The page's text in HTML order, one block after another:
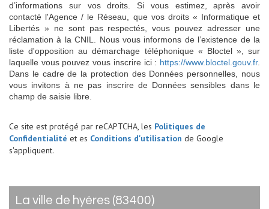
d’informations sur vos droits. Si vous estimez, après avoir
contacté l'Agence / le Réseau, que vos droits « Informatique et
Libertés » ne sont pas respectés, vous pouvez adresser une
réclamation à la CNIL. Nous vous informons de l’existence de la
liste d'opposition au démarchage téléphonique « Bloctel », sur
laquelle vous pouvez vous inscrire ici : https://www.bloctel.gouv.fr.
Dans le cadre de la protection des Données personnelles, nous
vous invitons à ne pas inscrire de Données sensibles dans le
champ de saisie libre.
Ce site est protégé par reCAPTCHA, les Politiques de
Confidentialité et es Conditions d'utilisation de Google
s'appliquent.
la ville de hyères (83400)